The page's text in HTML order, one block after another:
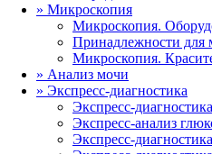
» Микроскопия
Микроскопия.
Принадлежности для
Микроскопия.
» Анализ мочи
» Экспресс-диагностика
Экспресс-
Экспресс-анализ
Экспресс-